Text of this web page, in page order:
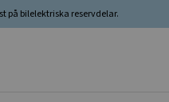
på bilelektriska reservdelar.